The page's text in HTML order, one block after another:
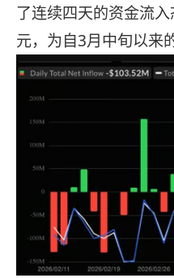
了连续四天的资金流
元，为自3月中旬以来